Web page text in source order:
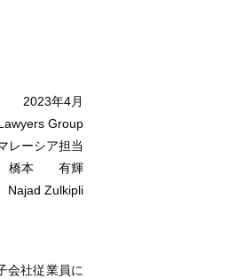
2023年4月
Group
レーシア担当
橋本 有輝
Najad Zulkipli
会社従業員に